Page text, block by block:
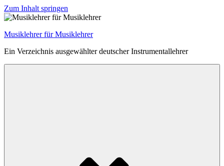
Zum Inhalt springen
Musiklehrer für Musiklehrer
Ein Verzeichnis ausgewählter deutscher Instrumentallehrer